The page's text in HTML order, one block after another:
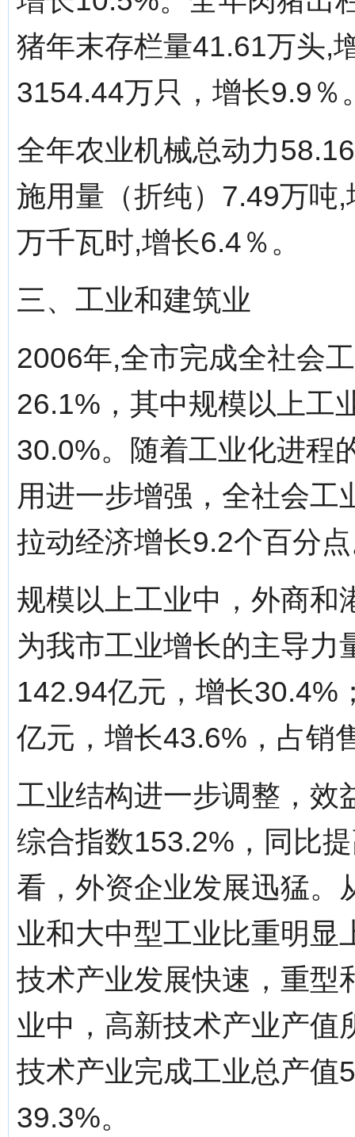
猪年末存栏量41.61万头,
3154.44万只，增长9.9％
全年农业机械总动力
施用量（折纯）7.49万吨
万千瓦时,增长6.4％。
三、工业和建筑业
2006年,全市完成全社会
26.1%，其中规模以上工
30.0%。随着工业化进程
用进一步增强，全社会
拉动经济增长9.2个百分
规模以上工业中，外商和
为我市工业增长的主导力
142.94亿元，增长30.4%
亿元，增长43.6%，占销
工业结构进一步调整，效
综合指数153.2%，同比
看，外资企业发展迅猛。
业和大中型工业比重明显
技术产业发展快速，重型
业中，高新技术产业产值
技术产业完成工业总产值
39.3%。